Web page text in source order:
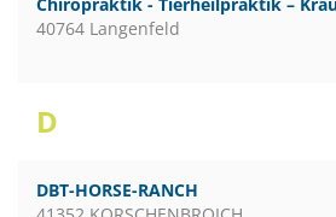
40764 Langenfeld
D
DBT-HORSE-RANCH